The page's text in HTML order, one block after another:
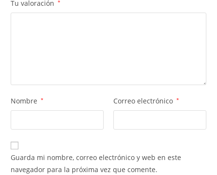
Tu valoración *
Nombre * Correo electrónico *
Guarda mi nombre, correo electrónico y web en este
navegador para la próxima vez que comente.